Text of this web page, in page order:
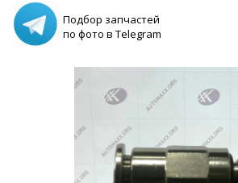
Подбор запчастей
по фото в Telegram